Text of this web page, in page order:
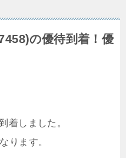
の優待到着！優
着しました。
ります。